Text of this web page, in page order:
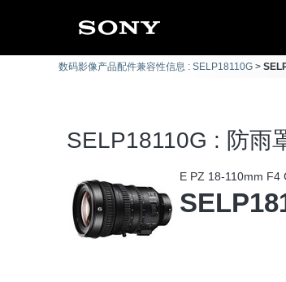
数码影像产品配件兼容性信息 : SELP18110G
SELP18110G : 防雨
E PZ 18-110mm F4